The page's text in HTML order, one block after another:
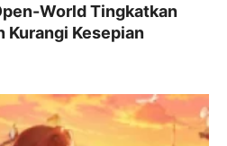
World Tingkatkan
Kurangi Kesepian